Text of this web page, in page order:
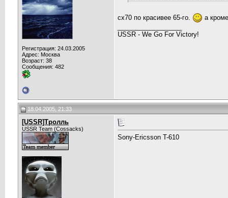
Регистрация: 24.03.2005
Адрес: Москва
Возраст: 38
Сообщения: 482
сх70 по красивее 65-го.
а
USSR - We Go For Victory!
18.04.2005, 21:33
[USSR]Тролль
USSR Team (Cossacks)
Sony-Ericsson T-610